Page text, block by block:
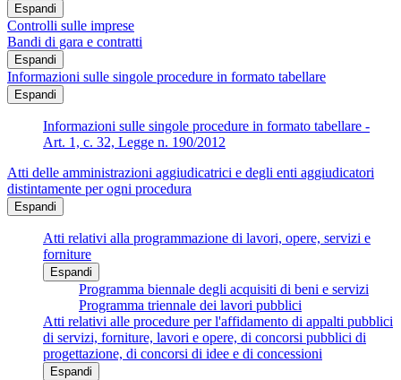
Espandi
Controlli sulle imprese
Bandi di gara e contratti
Espandi
Informazioni sulle singole procedure in formato tabellare
Espandi
Informazioni sulle singole procedure in formato tabellare -
Art. 1, c. 32, Legge n. 190/2012
Atti delle amministrazioni aggiudicatrici e degli enti aggiudicatori
distintamente per ogni procedura
Espandi
Atti relativi alla programmazione di lavori, opere, servizi e
forniture
Espandi
Programma biennale degli acquisiti di beni e servizi
Programma triennale dei lavori pubblici
Atti relativi alle procedure per l'affidamento di appalti pubblici
di servizi, forniture, lavori e opere, di concorsi pubblici di
progettazione, di concorsi di idee e di concessioni
Espandi